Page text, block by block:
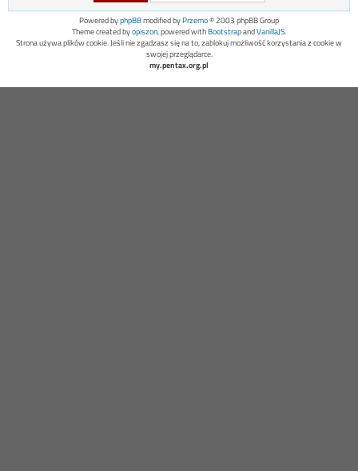
Powered byphpBBmodified byPrzemo© 2003 phpBB Group
Theme created byopiszon, powered withBootstrapandVanillaJS.
Strona używa plików cookie. Jeśli nie zgadzasz się na to, zablokuj możliwość korzystania z cookie w
swojej przeglądarce.
my.pentax.org.pl